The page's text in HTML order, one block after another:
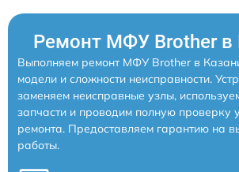
Ремонт МФУ Brother в
Выполняем ремонт МФУ Brother в
модели и сложности неисправности.
заменяем неисправные узлы,
запчасти и проводим полную проверку
ремонта. Предоставляем гарантию на
работы.